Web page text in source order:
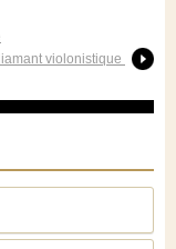
violonistique